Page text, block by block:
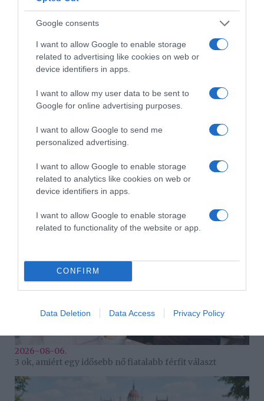
Google consents
I want to allow Google to enable storage
related to advertising like cookies on web or
device identifiers in apps.
I want to allow my user data to be sent to
Google for online advertising purposes.
I want to allow Google to send me
personalized advertising.
I want to allow Google to enable storage
related to analytics like cookies on web or
device identifiers in apps.
I want to allow Google to enable storage
related to functionality of the website or app.
CONFIRM
Data Deletion Data Access Privacy Policy
Címkék: új szerelem,új párkapcsolat ,idő
önfejlesztés
Korábbi bejegyzések Következő bejegyzés
HASONLÓ BEJEGYZÉSEK
2026-08-06.
3 ok, amiért egy idősebb nő fiatalabb férfit választ